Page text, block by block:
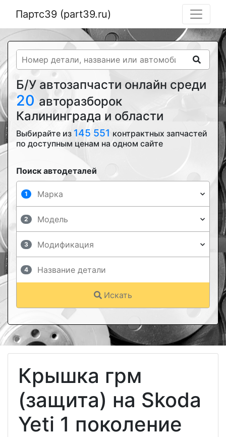
Партс39 (part39.ru)
Б/У автозапчасти онлайн среди
20 авторазборок
Калининграда и области
Выбирайте из 145 551 контрактных запчастей
по доступным ценам на одном сайте
Поиск автодеталей
1
2
3
4
Искать
Крышка грм
(защита) на Skoda
Yeti 1 поколение